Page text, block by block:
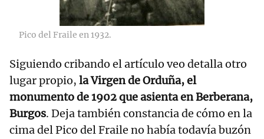
Pico del Fraile en 1932.
Siguiendo cribando el artículo veo detalla otro
lugar propio, la Virgen de Orduña, el
monumento de 1902 que asienta en Berberana,
Burgos. Deja también constancia de cómo en la
cima del Pico del Fraile no había todavía buzón